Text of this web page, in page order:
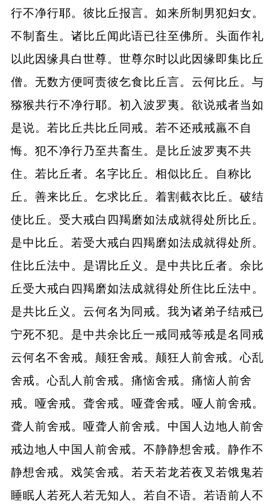
行不净行耶。彼比丘报言。如来所制男犯妇女。
不制畜生。诸比丘闻此语已往至佛所。头面作礼
以此因缘具白世尊。世尊尔时以此因缘即集比丘
僧。无数方便呵责彼乞食比丘言。云何比丘。与
猕猴共行不净行耶。初入波罗夷。欲说戒者当如
是说。若比丘共比丘同戒。若不还戒戒羸不自
悔。犯不净行乃至共畜生。是比丘波罗夷不共
住。若比丘者。名字比丘。相似比丘。自称比
丘。善来比丘。乞求比丘。着割截衣比丘。破结
使比丘。受大戒白四羯磨如法成就得处所比丘。
是中比丘。若受大戒白四羯磨如法成就得处所。
住比丘法中。是谓比丘义。是中共比丘者。余比
丘受大戒白四羯磨如法成就得处所住比丘法中。
是共比丘义。云何名为同戒。我为诸弟子结戒已
宁死不犯。是中共余比丘一戒同戒等戒是名同戒
云何名不舍戒。颠狂舍戒。颠狂人前舍戒。心乱
舍戒。心乱人前舍戒。痛恼舍戒。痛恼人前舍
戒。哑舍戒。聋舍戒。哑聋舍戒。哑人前舍戒。
聋人前舍戒。哑聋人前舍戒。中国人边地人前舍
戒边地人中国人前舍戒。不静静想舍戒。静作不
静想舍戒。戏笑舍戒。若天若龙若夜叉若饿鬼若
睡眠人若死人若无知人。若自不语。若语前人不